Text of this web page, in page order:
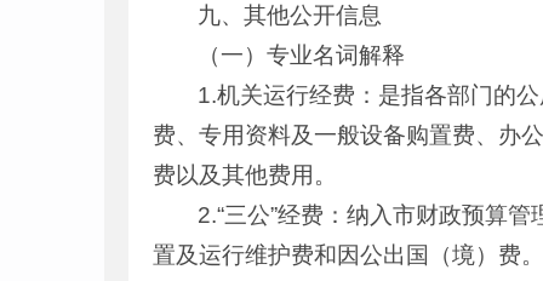
九、其他公开信息
（一）专业名词解释
1.机关运行经费：是指各部门的
费、专用资料及一般设备购置费、办
费以及其他费用。
2.“三公”经费：纳入市财政预算
置及运行维护费和因公出国（境）费